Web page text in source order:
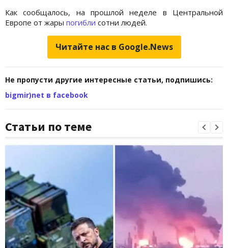
Как сообщалось, на прошлой неделе в Центральной
Европе от жары погибли сотни людей.
Читайте нас в Google.News
Не пропусти другие интересные статьи, подпишись:
bigmir)net в facebook
Статьи по теме